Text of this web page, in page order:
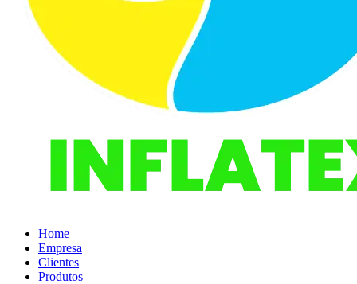
Home
Empresa
Clientes
Produtos